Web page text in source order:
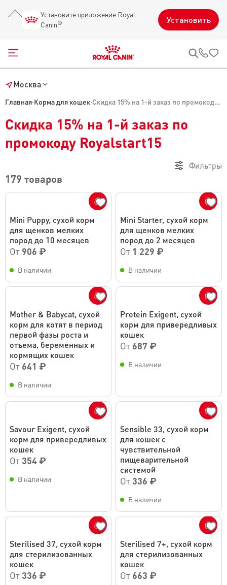
Установите приложение Royal
Canin® Установить
Открыть меню
Главная·Корма для кошек· Скидка 15% на 1-й заказ по промокоду Royalstart15
Москва
Скидка 15% на 1-й заказ по
промокоду Royalstart15
Фильтры
179 товаров
Mini Puppy, сухой корм
для щенков мелких
пород до 10 месяцев
От 906 ₽
В наличии
Mini Starter, сухой корм
для щенков мелких
пород до 2 месяцев
От 1 229 ₽
В наличии
Mother & Babycat, сухой
корм для котят в период
первой фазы роста и
отъема, беременных и
кормящих кошек
От 641 ₽
В наличии
Protein Exigent, сухой
корм для привередливых
кошек
От 687 ₽
В наличии
Savour Exigent, сухой
корм для привередливых
кошек
От 354 ₽
В наличии
Sensible 33, сухой корм
для кошек с
чувствительной
пищеварительной
системой
От 336 ₽
В наличии
Sterilised 37, сухой корм
для стерилизованных
кошек
От 336 ₽
Sterilised 7+, сухой корм
для стерилизованных
кошек
От 663 ₽